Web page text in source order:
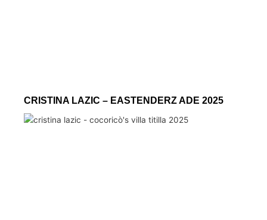
CRISTINA LAZIC – EASTENDERZ ADE 2025